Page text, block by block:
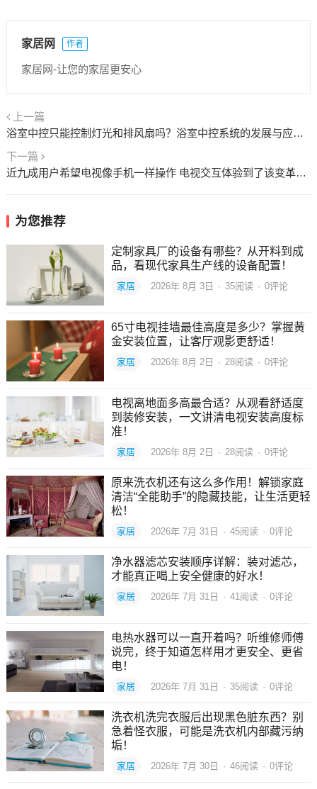
家居网 作者
家居网-让您的家居更安心
上一篇
浴室中控只能控制灯光和排风扇吗？浴室中控系统的发展与应用 浴室中控只能控制灯光和排风扇
下一篇
近九成用户希望电视像手机一样操作 电视交互体验到了该变革的时候了！ 近九成用户希望电视像手机一样操作
为您推荐
定制家具厂的设备有哪些？从开料到成
品，看现代家具生产线的设备配置！
家居 2026年 8月 3日 · 35阅读 · 0评论
65寸电视挂墙最佳高度是多少？掌握黄
金安装位置，让客厅观影更舒适！
家居 2026年 8月 2日 · 28阅读 · 0评论
电视离地面多高最合适？从观看舒适度
到装修安装，一文讲清电视安装高度标
准！
家居 2026年 8月 2日 · 28阅读 · 0评论
原来洗衣机还有这么多作用！解锁家庭
清洁“全能助手”的隐藏技能，让生活更轻
松！
家居 2026年 7月 31日 · 45阅读 · 0评论
净水器滤芯安装顺序详解：装对滤芯，
才能真正喝上安全健康的好水！
家居 2026年 7月 31日 · 41阅读 · 0评论
电热水器可以一直开着吗？听维修师傅
说完，终于知道怎样用才更安全、更省
电！
家居 2026年 7月 31日 · 35阅读 · 0评论
洗衣机洗完衣服后出现黑色脏东西？别
急着怪衣服，可能是洗衣机内部藏污纳
垢！
家居 2026年 7月 30日 · 46阅读 · 0评论